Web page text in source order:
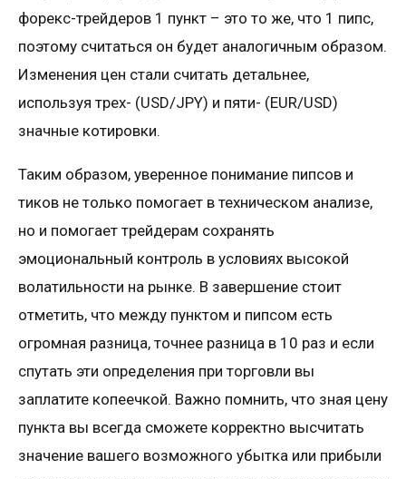
форекс-трейдеров 1 пункт – это то же, что 1 пипс,
поэтому считаться он будет аналогичным образом.
Изменения цен стали считать детальнее,
используя трех- (USD/JPY) и пяти- (EUR/USD)
значные котировки.
Таким образом, уверенное понимание пипсов и
тиков не только помогает в техническом анализе,
но и помогает трейдерам сохранять
эмоциональный контроль в условиях высокой
волатильности на рынке. В завершение стоит
отметить, что между пунктом и пипсом есть
огромная разница, точнее разница в 10 раз и если
спутать эти определения при торговли вы
заплатите копеечкой. Важно помнить, что зная цену
пункта вы всегда сможете корректно высчитать
значение вашего возможного убытка или прибыли